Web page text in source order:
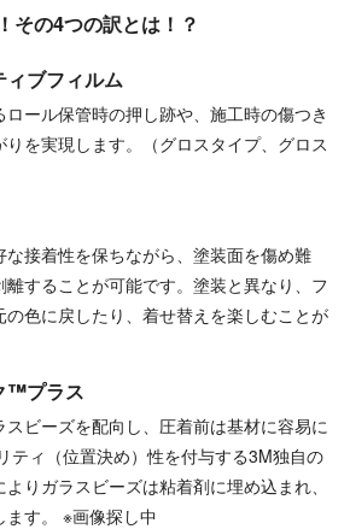
その4つの訳とは！？
ブフィルム
ール保管時の押し跡や、施工時の傷つき
を実現します。（グロスタイプ、グロス
接着性を保ちながら、塗装面を傷め難
離することが可能です。塗装と異なり、フ
の色に戻したり、着せ替えを楽しむことが
™プラス
ビーズを配向し、圧着前は基材に容易に
ティ（位置決め）性を付与する3M独自の
りガラスビーズは粘着剤に埋め込まれ、
す。 ※画像探し中